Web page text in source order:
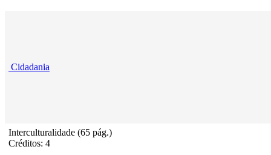
Cidadania
Interculturalidade (65 pág.)
Créditos: 4